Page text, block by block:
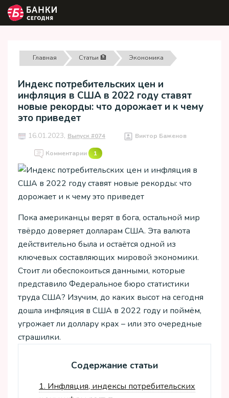
Главная Статьи 🏦 Экономика
Индекс потребительских цен и
инфляция в США в 2022 году ставят
новые рекорды: что дорожает и к чему
это приведет
16.01.2023, Выпуск #074 Виктор Баженов
Комментарии 1
Пока американцы верят в бога, остальной мир
твёрдо доверяет долларам США. Эта валюта
действительно была и остаётся одной из
ключевых составляющих мировой экономики.
Стоит ли обеспокоиться данными, которые
представило Федеральное бюро статистики
труда США? Изучим, до каких высот на сегодня
дошла инфляция в США в 2022 году и поймём,
угрожает ли доллару крах – или это очередные
страшилки.
Содержание статьи
1. Инфляция, индексы потребительских